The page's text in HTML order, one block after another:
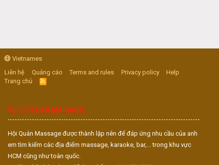
Vietnames
Liên hệ
Quảng cáo Terms and rules Privacy policy
Help
Trang chủ
R
S
VỀ DIỄN ĐÀN MASSAGE
Hội Quán Massage được thành lập nên để đáp ứng nhu cầu của anh
em tìm kiếm các địa điểm massage, karaoke, bar,... trong khu vực
HCM cũng như toàn quốc.